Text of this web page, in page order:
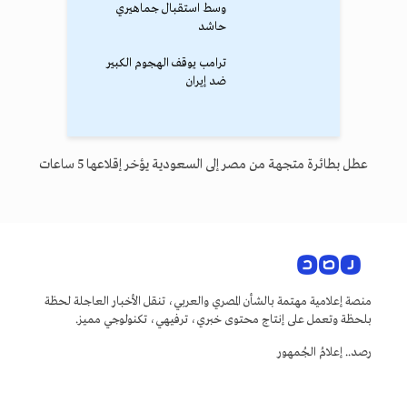
وسط استقبال جماهيري
حاشد
ترامب يوقف الهجوم الكبير
ضد إيران
عطل بطائرة متجهة من مصر إلى السعودية يؤخر إقلاعها 5 ساعات
منصة إعلامية مهتمة بالشأن المصري والعربي، تنقل الأخبار العاجلة لحظة
بلحظة وتعمل على إنتاج محتوى خبري، ترفيهي، تكنولوجي مميز.
رصد.. إعلامُ الجُمهور